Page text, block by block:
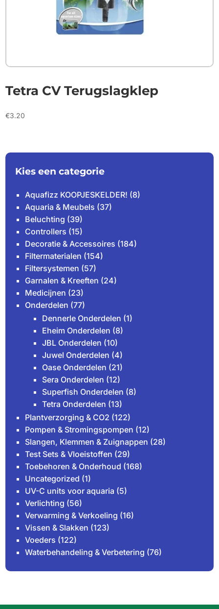
Tetra CV Terugslagklep
€3.20
Kies een categorie
Aquafizz KOOPJESKELDER! (8)
Aquaria & Meubels (37)
Beluchting (39)
Controllers (15)
Decoratie & Accessoires (184)
Filtermaterialen (154)
Filtersystemen (57)
Garnalen & Kreeften (24)
Medicijnen (23)
Onderdelen (77)
Dennerle Onderdelen (1)
Eheim Onderdelen (8)
JBL Onderdelen (10)
Juwel Onderdelen (4)
Oase Onderdelen (21)
Sera Onderdelen (12)
Superfish Onderdelen (8)
Tetra Onderdelen (13)
Plantverzorging & CO2 (122)
Pompen & Stromingspompen (12)
Slangen, Klemmen & Zuignappen (28)
Test Sets & Vloeistoffen (29)
Toebehoren & Onderhoud (168)
Uncategorized (1)
UV-C units voor aquaria (5)
Verlichting (56)
Verwarming & Verkoeling (16)
Vissen & Slakken (123)
Voeders (122)
Waterbehandeling & Verbetering (76)